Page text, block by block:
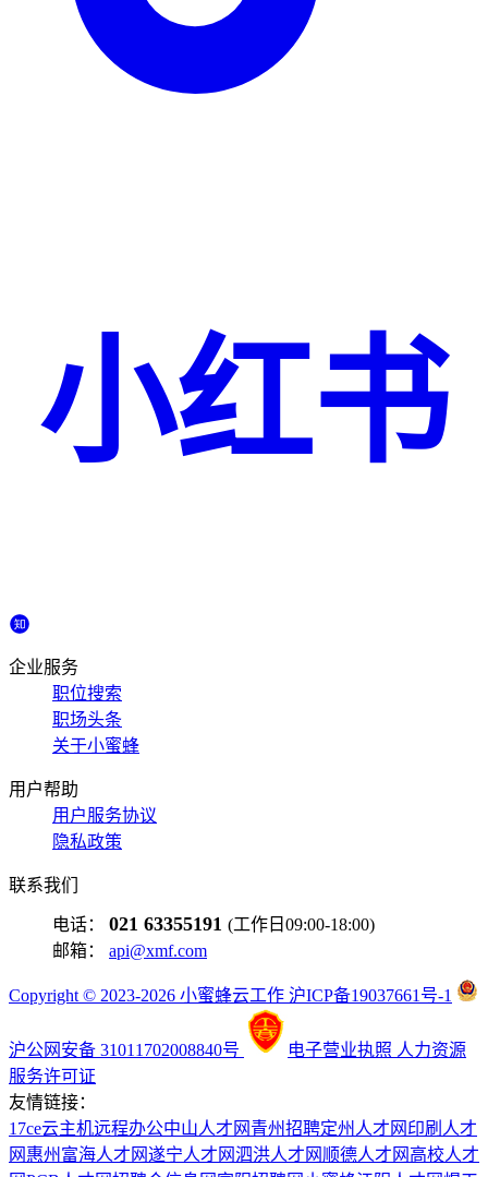
小红书
企业服务
职位搜索
职场头条
关于小蜜蜂
用户帮助
用户服务协议
隐私政策
联系我们
电话： 021 63355191 (工作日09:00-18:00)
邮箱： api@xmf.com
Copyright © 2023-2026 小蜜蜂云工作 沪ICP备19037661号-1
沪公网安备 31011702008840号 电子营业执照 人力资源
服务许可证
友情链接：
17ce云主机远程办公中山人才网 青州招聘定州人才网 印刷人才
网 惠州富海人才网遂宁人才网泗洪人才网 顺德人才网 高校人才